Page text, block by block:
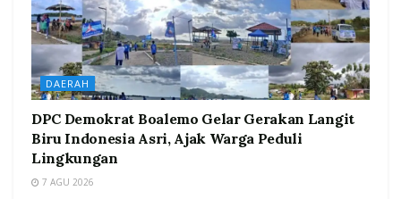
DAERAH
DPC Demokrat Boalemo Gelar Gerakan Langit
Biru Indonesia Asri, Ajak Warga Peduli
Lingkungan
7 AGU 2026